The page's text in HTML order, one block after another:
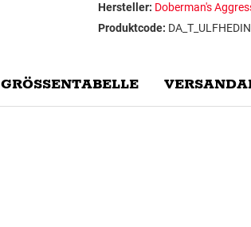
Hersteller: Doberman's
Produktcode:
GRÖSSENTABELLE